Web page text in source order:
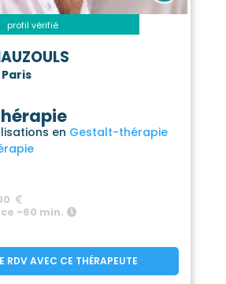
profil vérifié
en Gestalt-thérapie
~60 min.
RDV AVEC CE THÉRAPEUTE